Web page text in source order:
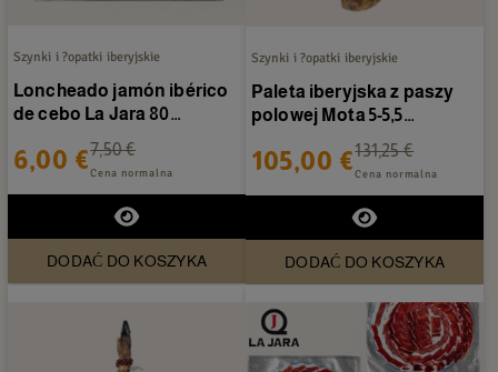
Szynki i ?opatki iberyjskie
Loncheado jamón ibérico
de cebo La Jara 80
6,00 €7,50 €
Cena normalna
DODAĆ DO KOSZYKA
Szynki i ?opatki iberyjskie
Paleta iberyjska z paszy
polowej Mota 5-5,5
105,00 €131,25 €
Cena normalna
DODAĆ DO KOSZYKA